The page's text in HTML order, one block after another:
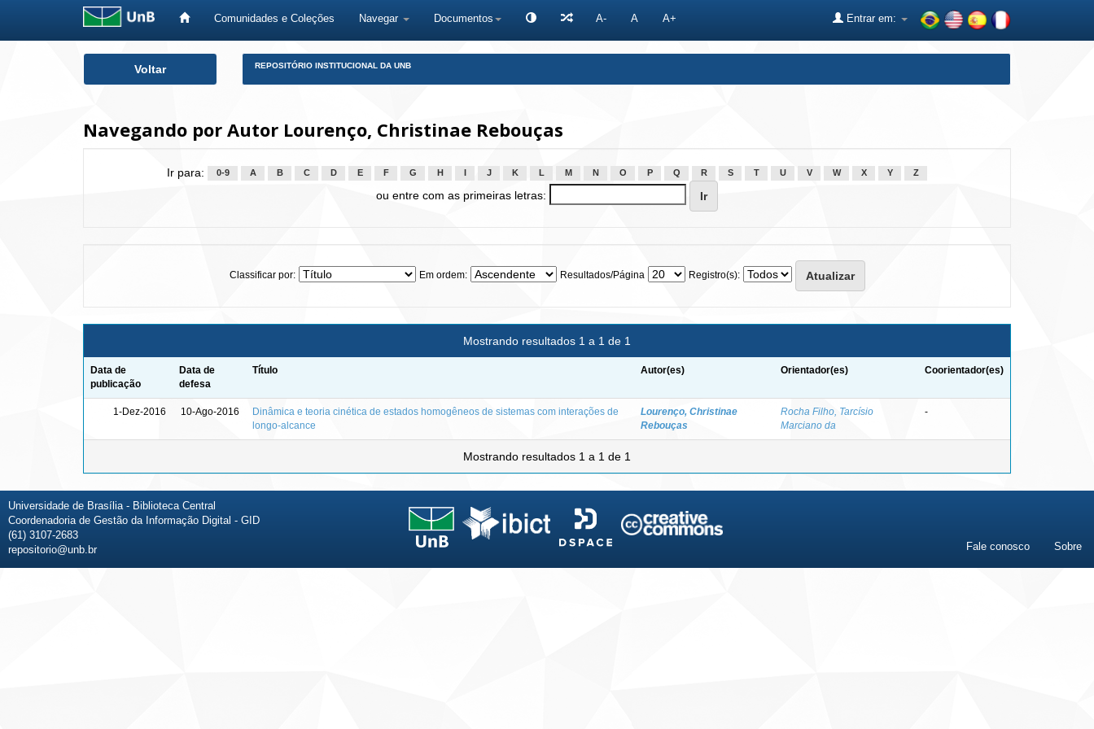
Comunidades e Coleções Navegar Documentos A- A A+ Entrar em:
Voltar REPOSITÓRIO INSTITUCIONAL DA UNB
Navegando por Autor Lourenço, Christinae Rebouças
Ir para: 0-9 A B C D E F G H J K L M N O P Q R S T U V W X Y Z
ou entre com as primeiras letras:
Classificar por: Em ordem: Resultados/Página Registro(s):
Mostrando resultados 1 a 1 de 1
Data de
publicação
Data de
defesa
Título Autor(es) Orientador(es) Coorientador(es)
1-Dez-2016 10-Ago-2016
Dinâmica e teoria cinética de estados homogêneos de sistemas com interações de
longo-alcance
Lourenço, Christinae
Rebouças
Rocha Filho, Tarcísio
Marciano da
-
Mostrando resultados 1 a 1 de 1
Universidade de Brasília - Biblioteca Central
Coordenadoria de Gestão da Informação Digital - GID
(61) 3107-2683
repositorio@unb.br
Fale conosco Sobre